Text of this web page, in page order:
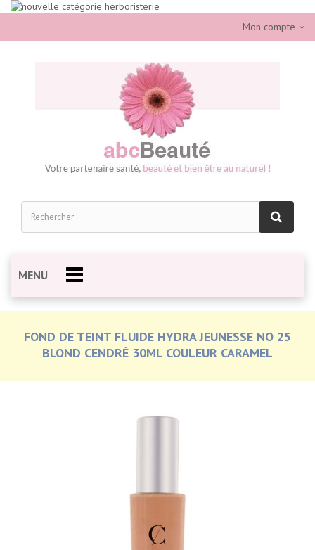
Mon compte
MENU
FOND DE TEINT FLUIDE HYDRA JEUNESSE NO 25
BLOND CENDRÉ 30ML COULEUR CARAMEL